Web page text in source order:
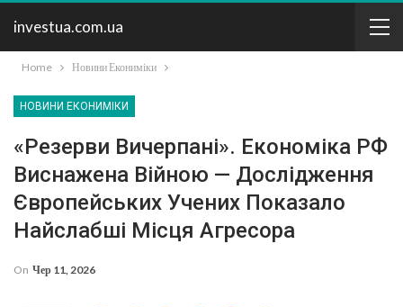
investua.com.ua
Home Новини Екониміки
НОВИНИ ЕКОНИМІКИ
«Резерви Вичерпані». Економіка РФ
Виснажена Війною — Дослідження
Європейських Учених Показало
Найслабші Місця Агресора
On Чер 11, 2026